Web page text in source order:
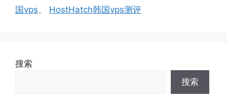
国vps、 HostHatch韩国vps测评
搜索
搜索